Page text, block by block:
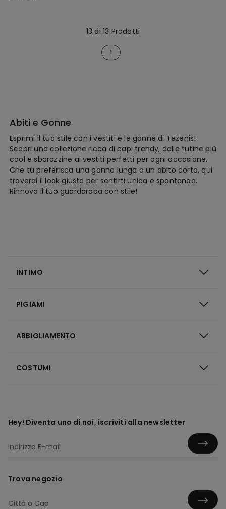
13 di 13 Prodotti
1
Abiti e Gonne
Esprimi il tuo stile con i vestiti e le gonne di Tezenis!
Scopri una collezione ricca di capi trendy, dalle tutine più
cool e sbarazzine ai vestiti perfetti per ogni occasione.
Che tu preferisca una gonna lunga o un abito corto, qui
troverai il look giusto per sentirti unica e spontanea.
Rinnova il tuo guardaroba con stile!
INTIMO
PIGIAMI
ABBIGLIAMENTO
COSTUMI
Hey! Diventa uno di noi, iscriviti alla newsletter
Trova negozio